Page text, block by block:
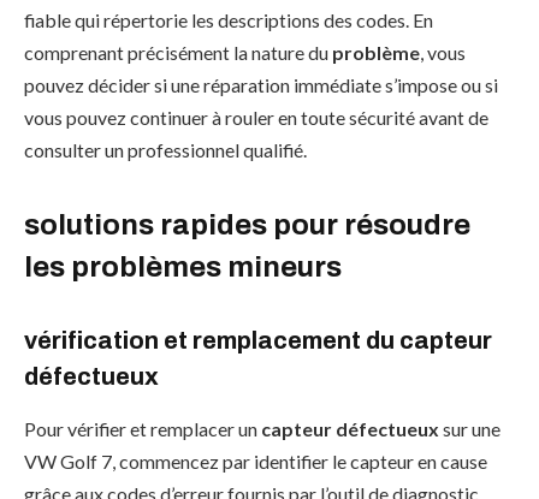
fiable qui répertorie les descriptions des codes. En
comprenant précisément la nature du problème, vous
pouvez décider si une réparation immédiate s’impose ou si
vous pouvez continuer à rouler en toute sécurité avant de
consulter un professionnel qualifié.
solutions rapides pour résoudre
les problèmes mineurs
vérification et remplacement du capteur
défectueux
Pour vérifier et remplacer un capteur défectueux sur une
VW Golf 7, commencez par identifier le capteur en cause
grâce aux codes d’erreur fournis par l’outil de diagnostic